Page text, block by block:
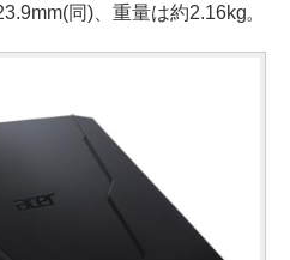
同)、重量は約2.16kg。